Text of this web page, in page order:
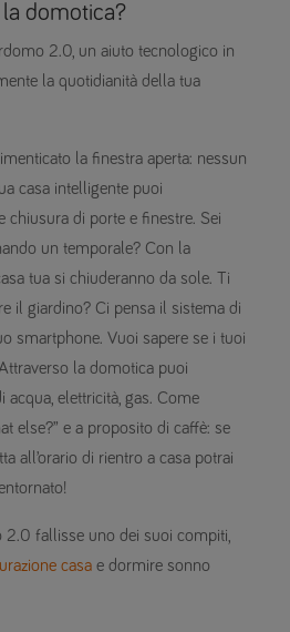
domotica?
2.0, un aiuto tecnologico in
la quotidianità della tua
la finestra aperta: nessun
casa intelligente puoi
chiusura di porte e finestre. Sei
un temporale? Con la
tua si chiuderanno da sole. Ti
il giardino? Ci pensa il sistema di
smartphone. Vuoi sapere se i tuoi
la domotica puoi
elettricità, gas. Come
else?” e a proposito di caffè: se
all’orario di rientro a casa potrai
fallisse uno dei suoi compiti,
casa e dormire sonno